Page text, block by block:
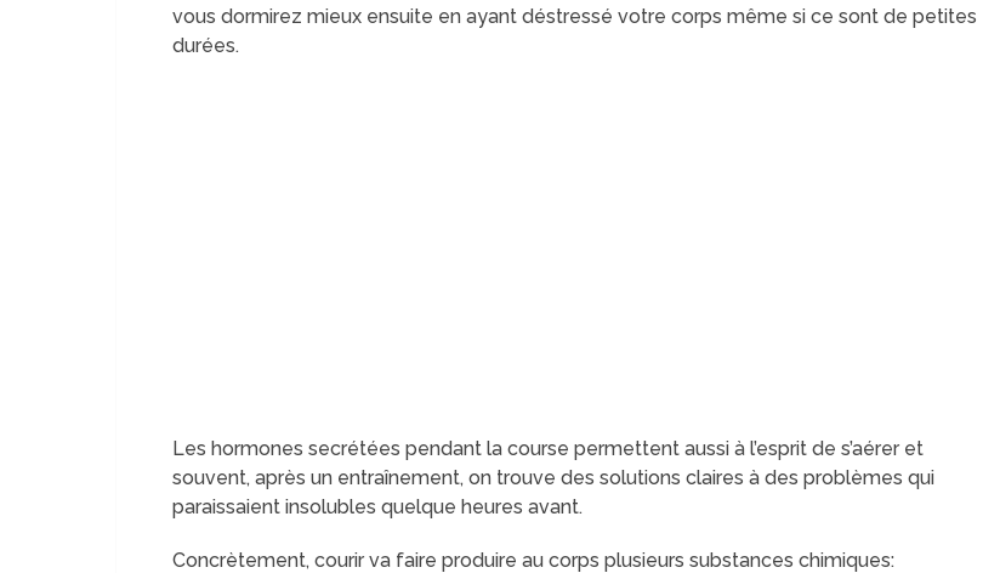
vous dormirez mieux ensuite en ayant déstressé votre corps même si ce sont de petites
durées.
Les hormones secrétées pendant la course permettent aussi à l’esprit de s’aérer et
souvent, après un entraînement, on trouve des solutions claires à des problèmes qui
paraissaient insolubles quelque heures avant.
Concrètement, courir va faire produire au corps plusieurs substances chimiques: